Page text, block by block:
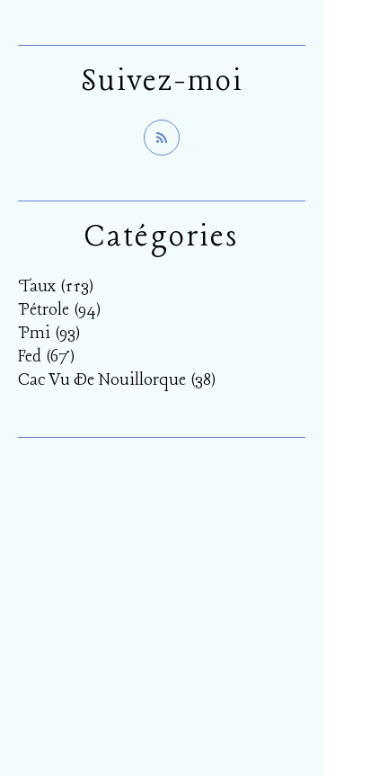
Catégories
Taux (113)
Pétrole (94)
Pmi (93)
Fed (67)
Cac Vu De Nouillorque (38)
Suivez-moi